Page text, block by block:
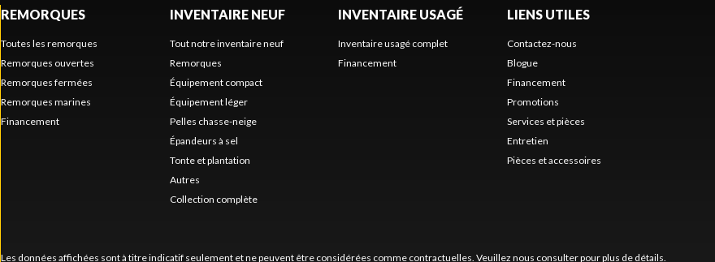
REMORQUES
Toutes les remorques
Remorques ouvertes
Remorques fermées
Remorques marines
Financement
INVENTAIRE NEUF
Tout notre inventaire neuf
Remorques
Équipement compact
Équipement léger
Pelles chasse-neige
Épandeurs à sel
Tonte et plantation
Autres
Collection complète
INVENTAIRE USAGÉ
Inventaire usagé complet
Financement
LIENS UTILES
Contactez-nous
Blogue
Financement
Promotions
Services et pièces
Entretien
Pièces et accessoires
Les données affichées sont à titre indicatif seulement et ne peuvent être considérées comme contractuelles. Veuillez nous consulter pour plus de détails.